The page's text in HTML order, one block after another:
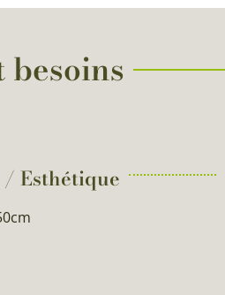
Esthétique